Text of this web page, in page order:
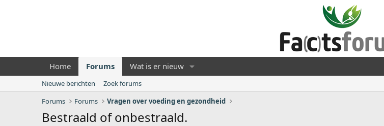
Home Forums Wat is er nieuw
Nieuwe berichten
Zoek forums
Forums
Forums Vragen over voeding en gezondheid
Bestraald of onbestraald.